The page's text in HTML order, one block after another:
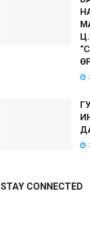
STAY CONNECTED